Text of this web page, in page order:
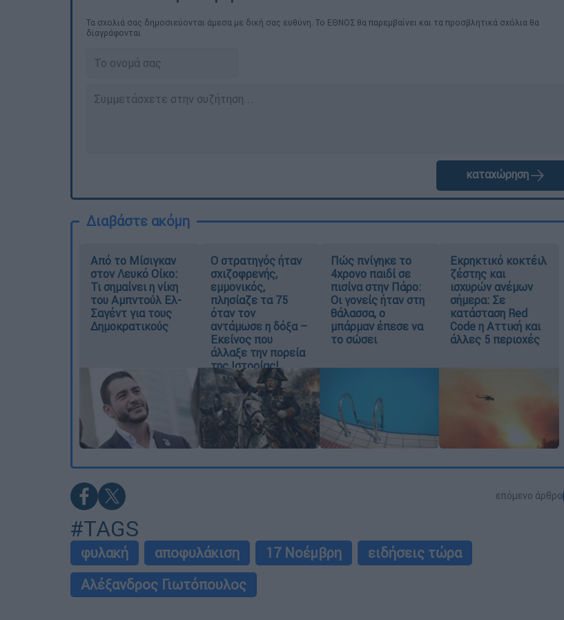
Τα σχολιά σας δημοσιεύονται άμεσα με δική σας ευθύνη. Το ΕΘΝΟΣ θα παρεμβαίνει και τα προσβλητικά σχόλια θα
διαγράφονται
καταχώρηση
Διαβάστε ακόμη
Από το Μίσιγκαν
στον Λευκό Οίκο:
Τι σημαίνει η νίκη
του Αμπντούλ Ελ-
Σαγέντ για τους
Δημοκρατικούς
O στρατηγός ήταν
σχιζοφρενής,
εμμονικός,
πλησίαζε τα 75
όταν τον
αντάμωσε η δόξα –
Εκείνος που
άλλαξε την πορεία
της Ιστορίας!
Πώς πνίγηκε το
4χρονο παιδί σε
πισίνα στην Πάρο:
Οι γονείς ήταν στη
θάλασσα, ο
μπάρμαν έπεσε να
το σώσει
Εκρηκτικό κοκτέιλ
ζέστης και
ισχυρών ανέμων
σήμερα: Σε
κατάσταση Red
Code η Αττική και
άλλες 5 περιοχές
επόμενο άρθρο
#TAGS
φυλακή αποφυλάκιση 17 Νοέμβρη
ειδήσεις τώρα
Αλέξανδρος Γιωτόπουλος